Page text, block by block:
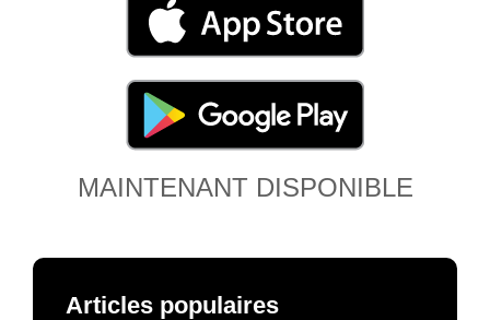
MAINTENANT DISPONIBLE
Articles populaires